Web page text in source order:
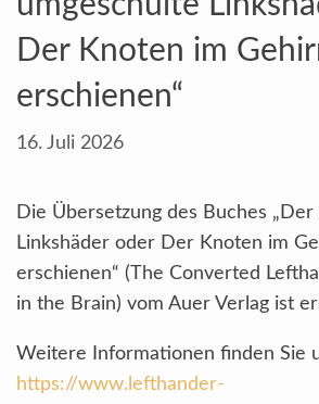
Der Knoten im
erschienen“
16. Juli 2026
Die Übersetzung des Buches
Linkshäder oder Der Knoten im
erschienen“ (The Converted
in the Brain) vom Auer Verlag ist
Weitere Informationen finden Sie
https://www.lefthander-